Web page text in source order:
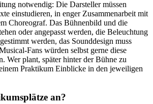
notwendig: Die Darsteller müssen
einstudieren, in enger Zusammenarbeit mit
Choreograf. Das Bühnenbild und die
oder angepasst werden, die Beleuchtung
werden, das Sounddesign muss
Fans würden selbst gerne diese
Wer plant, später hinter der Bühne zu
Praktikum Einblicke in den jeweiligen
an?